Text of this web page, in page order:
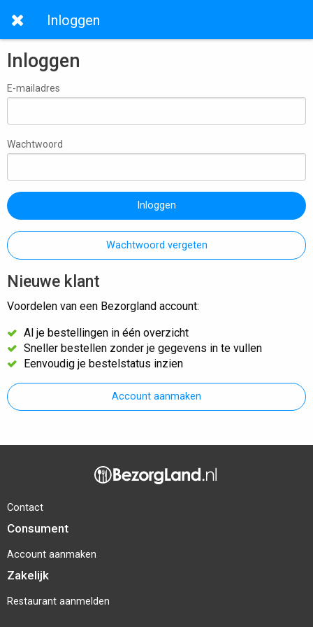
Inloggen
Inloggen
E-mailadres
Wachtwoord
Inloggen
Wachtwoord vergeten
Nieuwe klant
Voordelen van een Bezorgland account:
Al je bestellingen in één overzicht
Sneller bestellen zonder je gegevens in te vullen
Eenvoudig je bestelstatus inzien
Account aanmaken
Contact
Consument
Account aanmaken
Zakelijk
Restaurant aanmelden